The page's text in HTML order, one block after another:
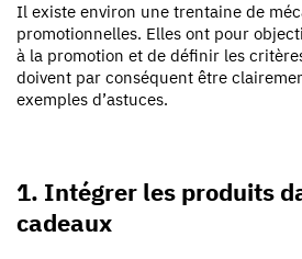
Il existe environ une trentaine de
promotionnelles. Elles ont pour
à la promotion et de définir les
doivent par conséquent être
exemples d’astuces.
1. Intégrer les produits
cadeaux